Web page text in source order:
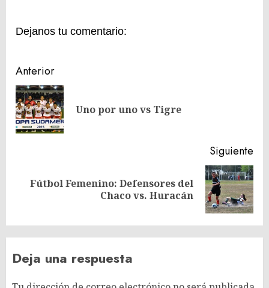
Dejanos tu comentario:
Navegación
de
entradas
Anterior
Uno por uno vs Tigre
Siguiente
Siguiente
Fútbol Femenino: Defensores del
Chaco vs. Huracán
Deja una respuesta